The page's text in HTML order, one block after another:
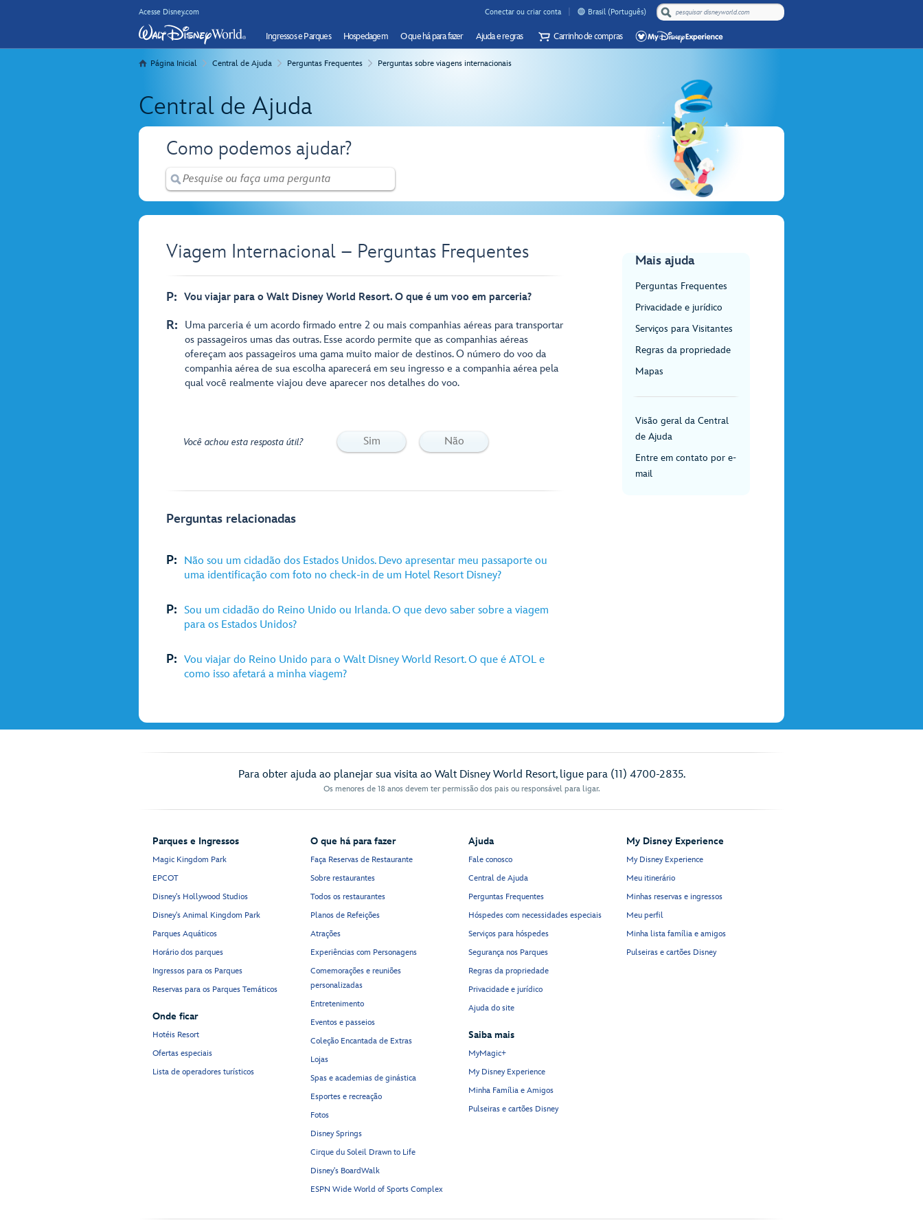
Acesse Disney.com Conectar ou criar conta Brasil (Português)
Ingressos e Parques Hospedagem O que há para fazer Ajuda e regras Carrinho de compras
Página Inicial Central de Ajuda Perguntas Frequentes Perguntas sobre viagens internacionais
Central de Ajuda
Como podemos ajudar?
Viagem Internacional – Perguntas Frequentes
P: Vou viajar para o Walt Disney World Resort. O que é um voo em parceria?
R:
Uma parceria é um acordo firmado entre 2 ou mais companhias aéreas para transportar
os passageiros umas das outras. Esse acordo permite que as companhias aéreas
ofereçam aos passageiros uma gama muito maior de destinos. O número do voo da
companhia aérea de sua escolha aparecerá em seu ingresso e a companhia aérea pela
qual você realmente viajou deve aparecer nos detalhes do voo.
Você achou esta resposta útil? Sim Não
Perguntas relacionadas
P:
Não sou um cidadão dos Estados Unidos. Devo apresentar meu passaporte ou
uma identificação com foto no check-in de um Hotel Resort Disney?
P: Sou um cidadão do Reino Unido ou Irlanda. O que devo saber sobre a viagem
para os Estados Unidos?
P: Vou viajar do Reino Unido para o Walt Disney World Resort. O que é ATOL e
como isso afetará a minha viagem?
Mais ajuda
Perguntas Frequentes
Privacidade e jurídico
Serviços para Visitantes
Regras da propriedade
Mapas
Visão geral da Central
de Ajuda
Entre em contato por e-
mail
Para obter ajuda ao planejar sua visita ao Walt Disney World Resort, ligue para (11) 4700-2835.
Os menores de 18 anos devem ter permissão dos pais ou responsável para ligar.
Parques e Ingressos
Magic Kingdom Park
EPCOT
Disney's Hollywood Studios
Disney's Animal Kingdom Park
Parques Aquáticos
Horário dos parques
Ingressos para os Parques
Reservas para os Parques Temáticos
Onde ficar
Hotéis Resort
Ofertas especiais
Lista de operadores turísticos
O que há para fazer
Faça Reservas de Restaurante
Sobre restaurantes
Todos os restaurantes
Planos de Refeições
Atrações
Experiências com Personagens
Comemorações e reuniões
personalizadas
Entretenimento
Eventos e passeios
Coleção Encantada de Extras
Lojas
Spas e academias de ginástica
Esportes e recreação
Fotos
Disney Springs
Cirque du Soleil Drawn to Life
Disney's BoardWalk
ESPN Wide World of Sports Complex
Ajuda
Fale conosco
Central de Ajuda
Perguntas Frequentes
Hóspedes com necessidades especiais
Serviços para hóspedes
Segurança nos Parques
Regras da propriedade
Privacidade e jurídico
Ajuda do site
Saiba mais
MyMagic+
My Disney Experience
Minha Família e Amigos
Pulseiras e cartões Disney
My Disney Experience
My Disney Experience
Meu itinerário
Minhas reservas e ingressos
Meu perfil
Minha lista família e amigos
Pulseiras e cartões Disney